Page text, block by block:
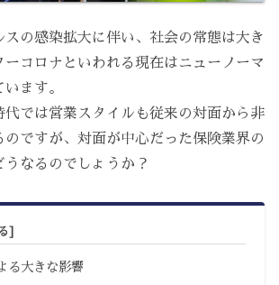
の感染拡大に伴い、社会の常態は大き
ーコロナといわれる現在はニューノーマ
ます。
代では営業スタイルも従来の対面から非
のですが、対面が中心だった保険業界の
なるのでしょうか？
る大きな影響